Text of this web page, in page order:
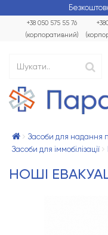
+38 050 575 55 76
(корпоративний)
Засоби для надання
Засоби для іммобілізації
НОШІ